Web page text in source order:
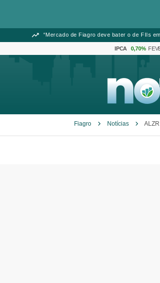
“Mercado de Fiagro deve bater o de FIIs
IPCA 0,70%
Fiagro Notícias